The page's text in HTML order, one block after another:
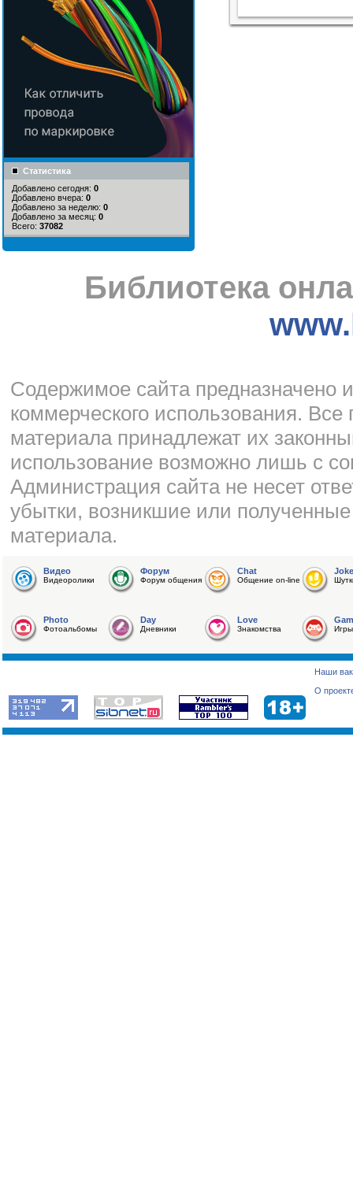
Статистика
Добавлено сегодня: 0
Добавлено вчера: 0
Добавлено за неделю: 0
Добавлено за месяц: 0
Всего: 37082
Библиотека
Cодержимое сайта предназначено
коммерческого использования.
материала принадлежат их
использование возможно лишь с
Администрация сайта не несет
убытки, возникшие или
материала.
Видео
Видеоролики
Форум
Форум общения
Chat
Общение on-line
Joke
Photo
Фотоальбомы
Day
Дневники
Love
Знакомства Игры
Наши
О